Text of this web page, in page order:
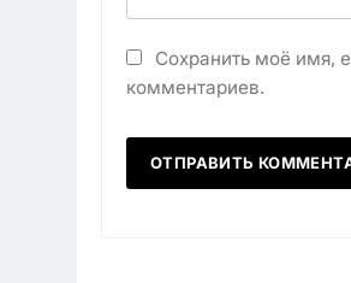
Сохранить моё имя,
комментариев.